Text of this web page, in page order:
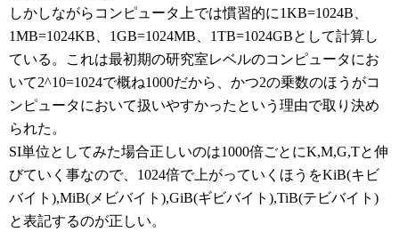
しかしながらコンピュータ上では慣習的に1KB=1024B、
1MB=1024KB、1GB=1024MB、1TB=1024GBとして計算し
ている。これは最初期の研究室レベルのコンピュータにお
いて2^10=1024で概ね1000だから、かつ2の乗数のほうがコ
ンピュータにおいて扱いやすかったという理由で取り決め
られた。
SI単位としてみた場合正しいのは1000倍ごとにK,M,G,Tと伸
びていく事なので、1024倍で上がっていくほうをKiB(キビ
バイト),MiB(メビバイト),GiB(ギビバイト),TiB(テビバイト)
と表記するのが正しい。